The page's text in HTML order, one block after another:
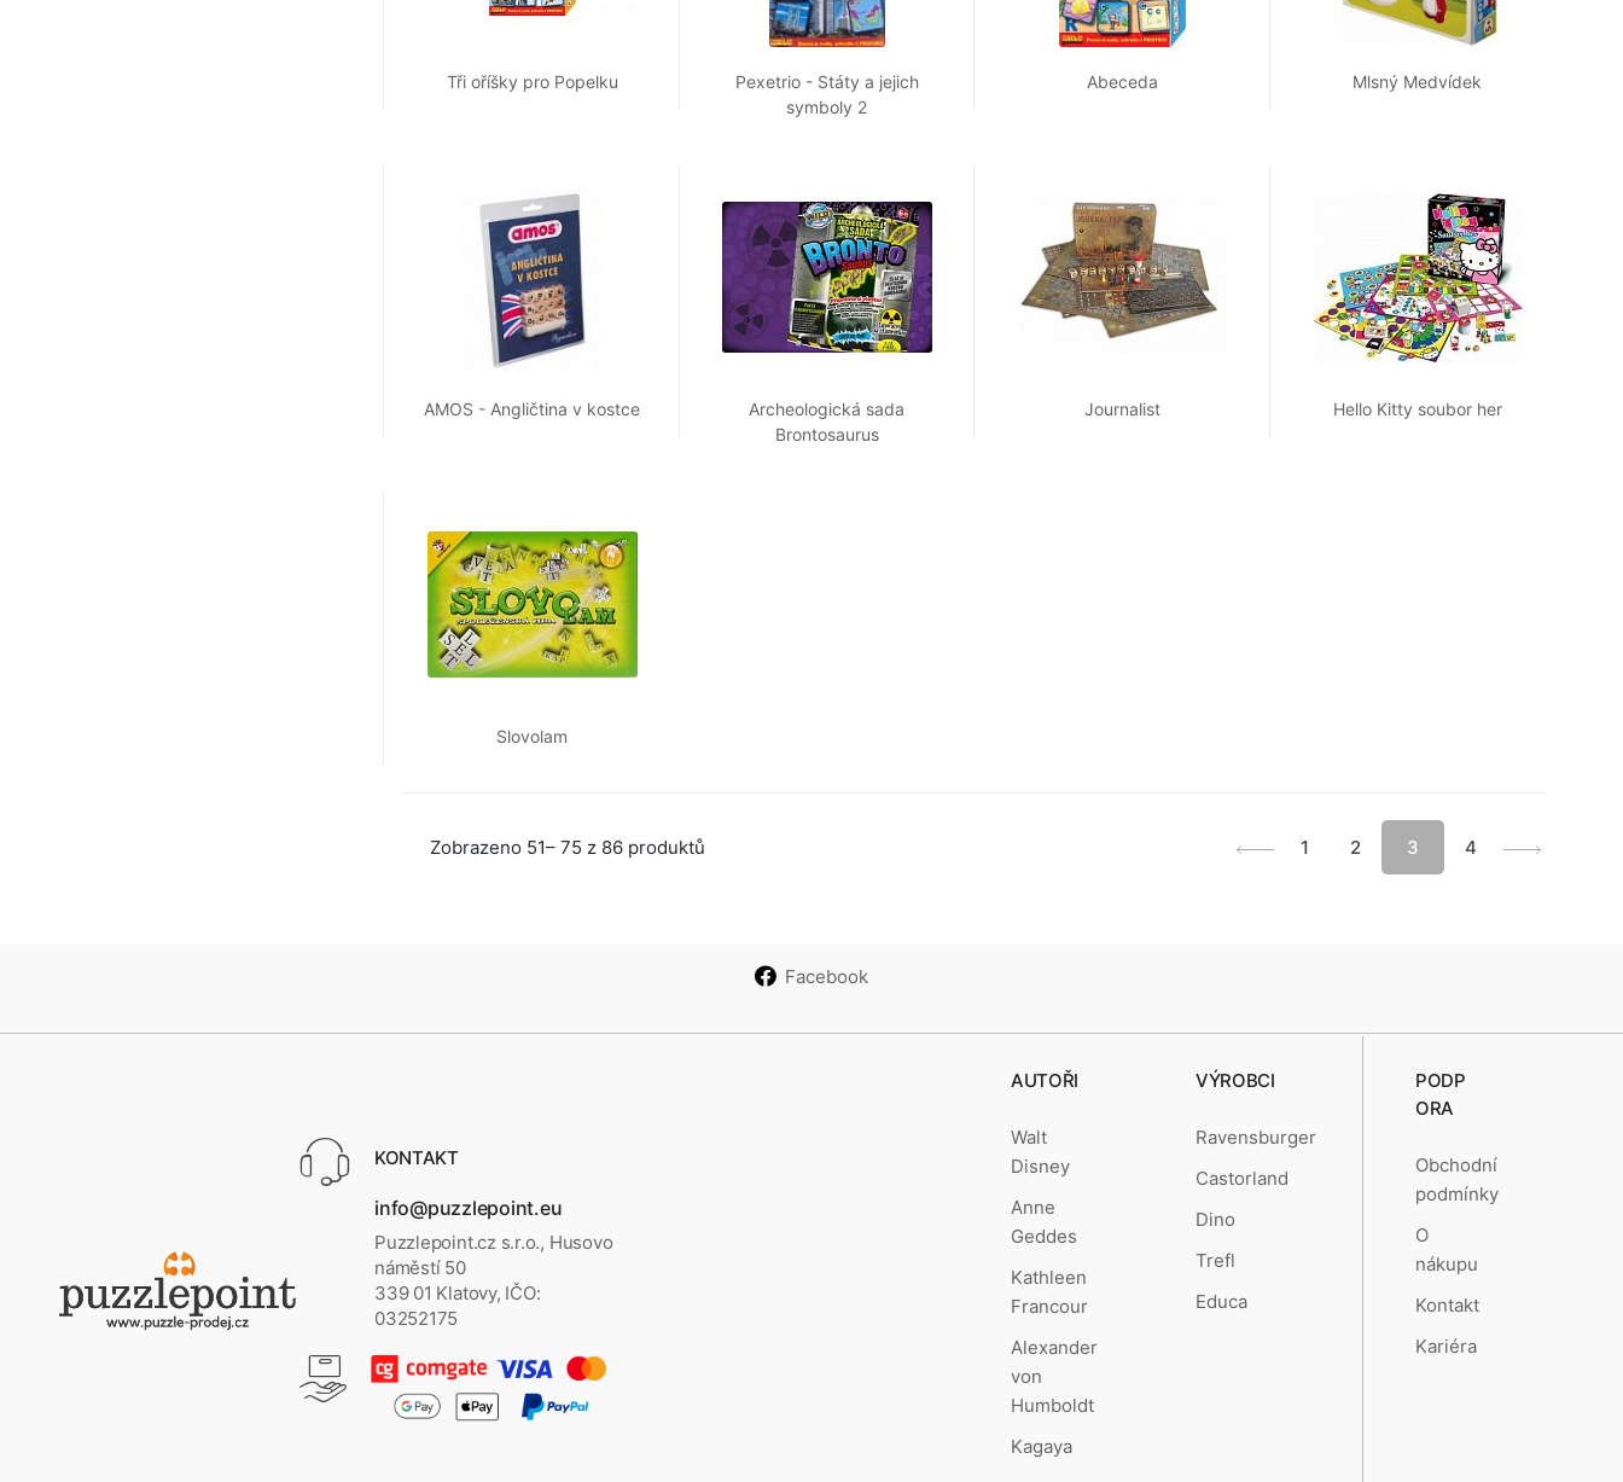
Tři oříšky pro Popelku
Pexetrio - Státy a jejich
symboly 2
Abeceda Mlsný Medvídek
AMOS - Angličtina v kostce
Archeologická sada
Brontosaurus
Journalist Hello Kitty soubor her
Slovolam
Zobrazeno 51– 75 z 86 produktů 1 2 3 4
Facebook
KONTAKT
info@puzzlepoint.eu
Puzzlepoint.cz s.r.o., Husovo
náměstí 50
339 01 Klatovy, IČO:
03252175
AUTOŘI
Walt
Disney
Anne
Geddes
Kathleen
Francour
Alexander
von
Humboldt
Kagaya
VÝROBCI
Ravensburger
Castorland
Dino
Trefl
Educa
PODP
ORA
Obchodní
podmínky
O
nákupu
Kontakt
Kariéra